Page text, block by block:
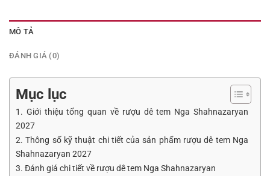
MÔ TẢ
ĐÁNH GIÁ (0)
Mục lục
1. Giới thiệu tổng quan về rượu dê tem Nga Shahnazaryan
2027
2. Thông số kỹ thuật chi tiết của sản phẩm rượu dê tem Nga
Shahnazaryan 2027
3. Đánh giá chi tiết về rượu dê tem Nga Shahnazaryan